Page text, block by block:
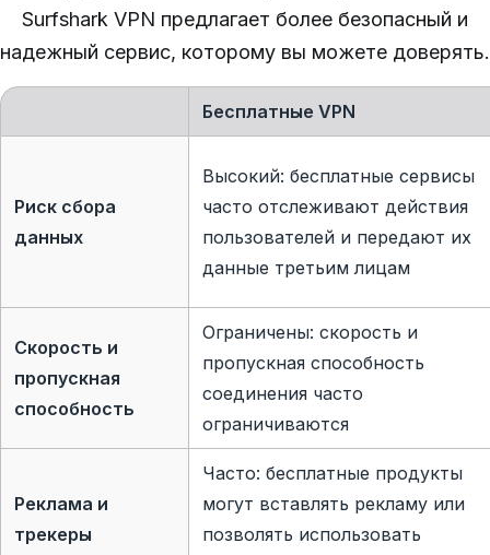
Surfshark VPN предлагает более безопасный и
надежный сервис, которому вы можете доверять.
Бесплатные VPN
Риск сбора
данных
Высокий: бесплатные сервисы
часто отслеживают действия
пользователей и передают их
данные третьим лицам
Скорость и
пропускная
способность
Ограничены: скорость и
пропускная способность
соединения часто
ограничиваются
Реклама и
трекеры
Часто: бесплатные продукты
могут вставлять рекламу или
позволять использовать